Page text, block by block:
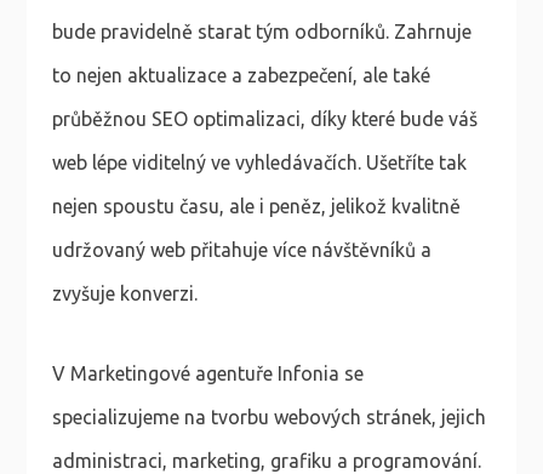
bude pravidelně starat tým odborníků. Zahrnuje
to nejen aktualizace a zabezpečení, ale také
průběžnou SEO optimalizaci, díky které bude váš
web lépe viditelný ve vyhledávačích. Ušetříte tak
nejen spoustu času, ale i peněz, jelikož kvalitně
udržovaný web přitahuje více návštěvníků a
zvyšuje konverzi.
V Marketingové agentuře Infonia se
specializujeme na tvorbu webových stránek, jejich
administraci, marketing, grafiku a programování.